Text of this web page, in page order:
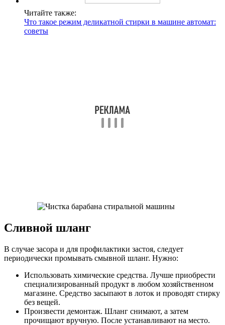
Читайте также:
Что такое режим деликатной стирки в машине автомат:
советы
Сливной шланг
В случае засора и для профилактики застоя, следует
периодически промывать смывной шланг. Нужно:
Использовать химические средства. Лучше приобрести
специализированный продукт в любом хозяйственном
магазине. Средство засыпают в лоток и проводят стирку
без вещей.
Произвести демонтаж. Шланг снимают, а затем
прочищают вручную. После устанавливают на место.